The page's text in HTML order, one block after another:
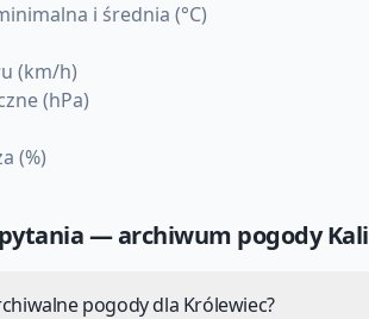
i średnia (°C)
(km/h)
(hPa)
(%)
— archiwum pogody
pogody dla Królewiec?